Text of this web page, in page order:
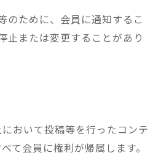
のために、会員に通知するこ
止または変更することがあり
おいて投稿等を行ったコンテ
て会員に権利が帰属します。